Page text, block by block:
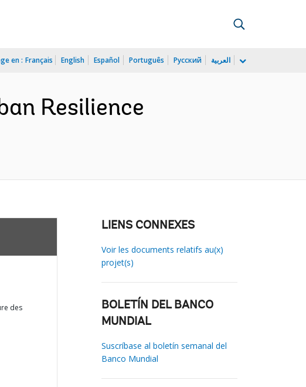
en : Français English Español Português Русский العربية
Resilience
des
LIENS CONNEXES
Voir les documents relatifs au(x)
projet(s)
BOLETÍN DEL BANCO
MUNDIAL
Suscríbase al boletín semanal del
Banco Mundial